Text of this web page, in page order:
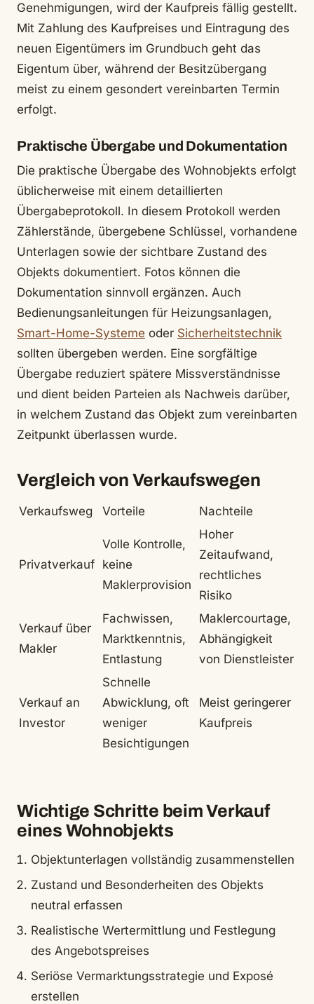
Genehmigungen, wird der Kaufpreis fällig gestellt.
Mit Zahlung des Kaufpreises und Eintragung des
neuen Eigentümers im Grundbuch geht das
Eigentum über, während der Besitzübergang
meist zu einem gesondert vereinbarten Termin
erfolgt.
Praktische Übergabe und Dokumentation
Die praktische Übergabe des Wohnobjekts erfolgt
üblicherweise mit einem detaillierten
Übergabeprotokoll. In diesem Protokoll werden
Zählerstände, übergebene Schlüssel, vorhandene
Unterlagen sowie der sichtbare Zustand des
Objekts dokumentiert. Fotos können die
Dokumentation sinnvoll ergänzen. Auch
Bedienungsanleitungen für Heizungsanlagen,
Smart-Home-Systeme oder Sicherheitstechnik
sollten übergeben werden. Eine sorgfältige
Übergabe reduziert spätere Missverständnisse
und dient beiden Parteien als Nachweis darüber,
in welchem Zustand das Objekt zum vereinbarten
Zeitpunkt überlassen wurde.
Vergleich von Verkaufswegen
Verkaufsweg Vorteile Nachteile
Privatverkauf
Volle Kontrolle,
keine
Maklerprovision
Hoher
Zeitaufwand,
rechtliches
Risiko
Verkauf über
Makler
Fachwissen,
Marktkenntnis,
Entlastung
Maklercourtage,
Abhängigkeit
von Dienstleister
Verkauf an
Investor
Schnelle
Abwicklung, oft
weniger
Besichtigungen
Meist geringerer
Kaufpreis
Wichtige Schritte beim Verkauf
eines Wohnobjekts
Objektunterlagen vollständig zusammenstellen
Zustand und Besonderheiten des Objekts
neutral erfassen
Realistische Wertermittlung und Festlegung
des Angebotspreises
Seriöse Vermarktungsstrategie und Exposé
erstellen